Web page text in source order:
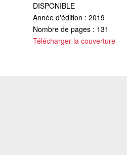
DISPONIBLE
Année d'édition : 2019
Nombre de pages : 131
Télécharger la couverture